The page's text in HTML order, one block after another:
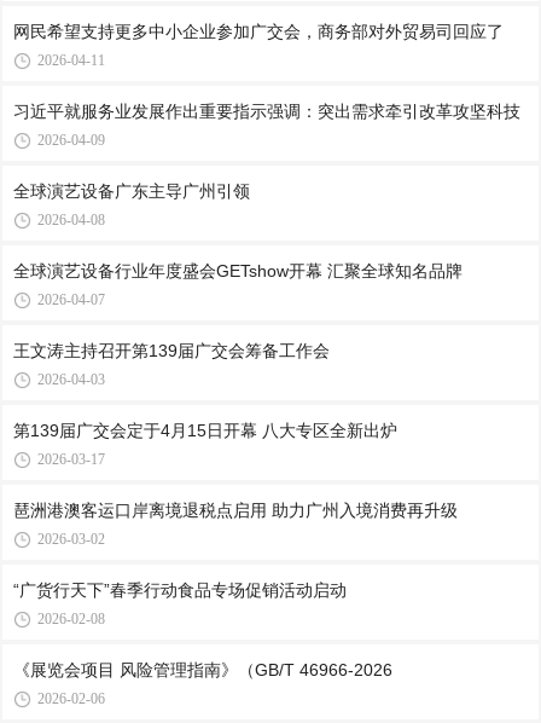
网民希望支持更多中小企业参加广交会，商务部对外贸易司回应了
2026-04-11
习近平就服务业发展作出重要指示强调：突出需求牵引改革攻坚科技
2026-04-09
全球演艺设备广东主导广州引领
2026-04-08
全球演艺设备行业年度盛会GETshow开幕 汇聚全球知名品牌
2026-04-07
王文涛主持召开第139届广交会筹备工作会
2026-04-03
第139届广交会定于4月15日开幕 八大专区全新出炉
2026-03-17
琶洲港澳客运口岸离境退税点启用 助力广州入境消费再升级
2026-03-02
“广货行天下”春季行动食品专场促销活动启动
2026-02-08
《展览会项目 风险管理指南》（GB/T 46966-2026
2026-02-06